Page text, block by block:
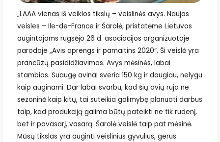
„LAAA vienas iš veiklos tikslų – veislinės avys. Naujas
veisles – Ile-de-France ir Šarolė, pristatėme Lietuvos
augintojams rugsėjo 26 d. asociacijos organizuotoje
parodoje „Avis aprengs ir pamaitins 2020“. Ši veislė yra
prancūzų pasididžiavimas. Avys mėsinės, labai
stambios. Suaugę avinai sveria 150 kg ir daugiau, nelygu
kaip auginami. Dar labai svarbu, kad šių avių ruja ne
sezoninė kaip kitų, tai suteikia galimybę planuoti darbus
taip, kad produkciją galima būtų pateikti ne tik rudenį,
bet ir pavasarį, vasarą. Šarolė veislė taip pat mėsinė.
Mūsų tikslas yra auginti veislinius gyvulius, gerus